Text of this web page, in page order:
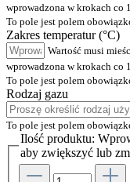
wprowadzona w krokach co
To pole jest polem
Zakres temperatur (°C)
Wartość musi
wprowadzona w krokach co 1.
To pole jest polem
Rodzaj gazu
To pole jest polem
Ilość produktu:
aby zwiększyć lub